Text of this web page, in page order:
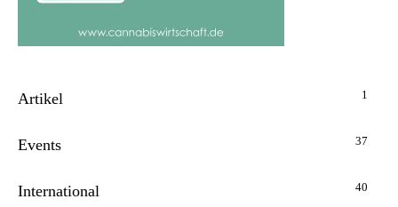
Artikel 1
Events 37
International 40